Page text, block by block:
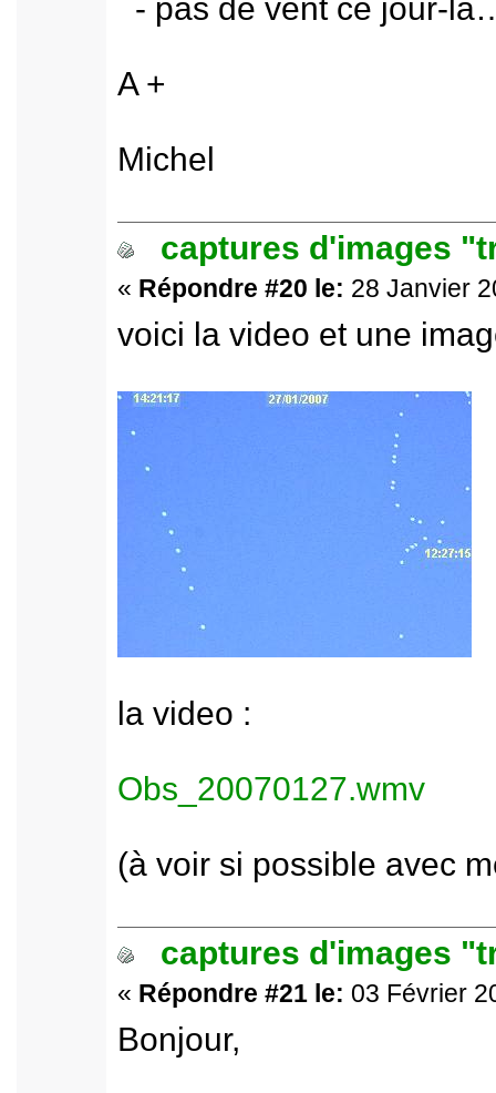
- pas de vent ce jour-
A +
Michel
captures d'images
« Répondre #20 le: 28 Janvier
voici la video et une
la video :
Obs_20070127.wmv
(à voir si possible avec
captures d'images
« Répondre #21 le: 03 Février
Bonjour,